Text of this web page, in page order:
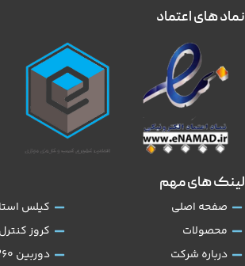
لینک های مهم
صفحه اصلی
محصولات
درباره شرکت
کیلس
کروز کنترل
دوربین 360
نماد های اعتماد